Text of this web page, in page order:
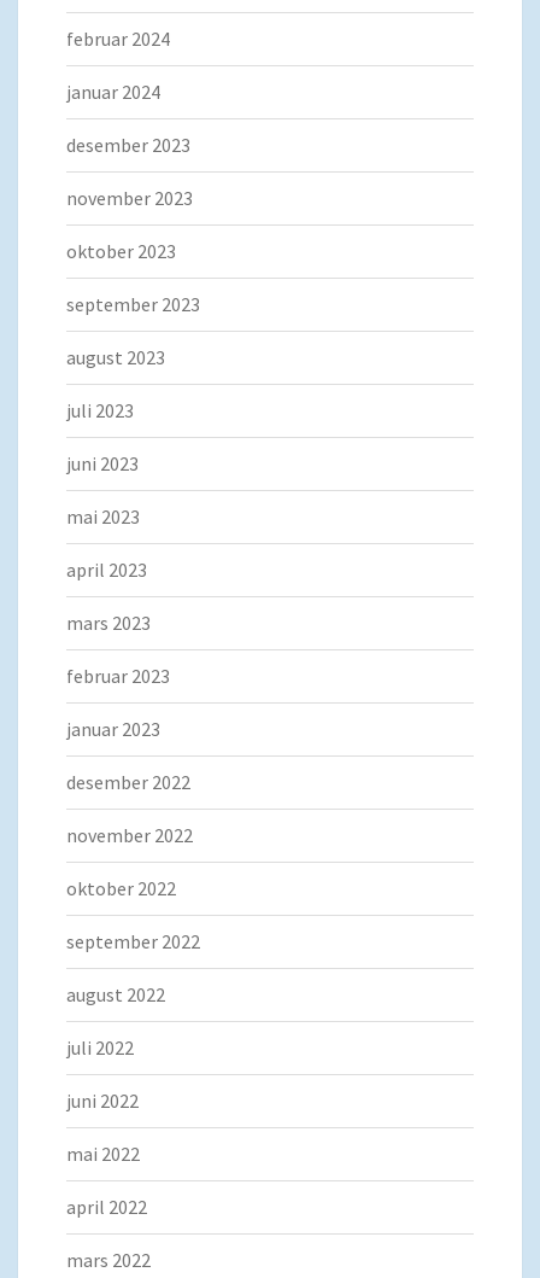
februar 2024
januar 2024
desember 2023
november 2023
oktober 2023
september 2023
august 2023
juli 2023
juni 2023
mai 2023
april 2023
mars 2023
februar 2023
januar 2023
desember 2022
november 2022
oktober 2022
september 2022
august 2022
juli 2022
juni 2022
mai 2022
april 2022
mars 2022